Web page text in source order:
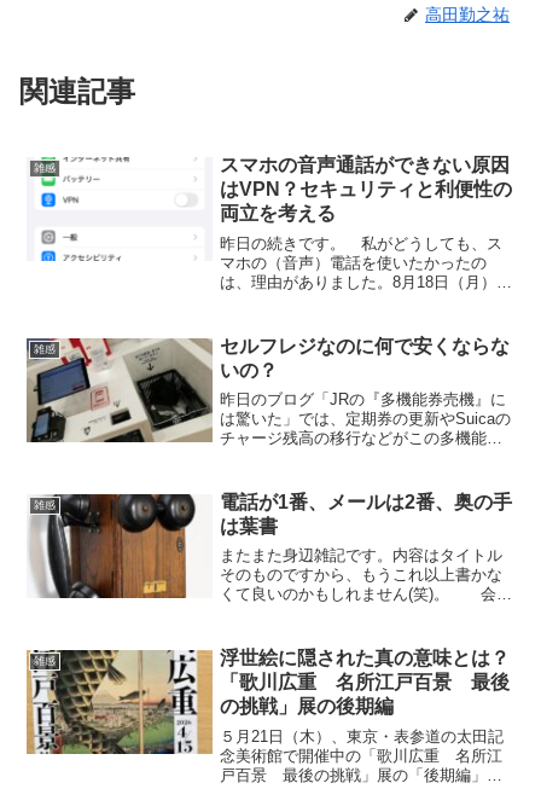
高田勤之祐
関連記事
雑感
スマホの音声通話ができない原因
はVPN？セキュリティと利便性の
両立を考える
昨日の続きです。 私がどうしても、ス
マホの（音声）電話を使いたかったの
は、理由がありました。8月18日（月）、
で、お悔みの電話を掛けたかったからで
した。（自宅の固定電...
雑感
セルフレジなのに何で安くならな
いの？
昨日のブログ「JRの『多機能券売機』に
は驚いた」では、定期券の更新やSuicaの
チャージ残高の移行などがこの多機能券
い、か」などと書きました。 しかし、
よくよく考えてみ...
雑感
電話が1番、メールは2番、奥の手
は葉書
またまた身辺雑記です。内容はタイトル
そのものですから、もうこれ以上書かな
くて良いのかもしれません(笑)。 会社
しました。毎年、年賀状で、「今年はお
会いましょう」と書...
雑感
浮世絵に隠された真の意味とは？
「歌川広重 名所江戸百景 最後
の挑戦」展の後期編
５月21日（木）、東京・表参道の太田記
念美術館で開催中の「歌川広重 名所江
戸百景 最後の挑戦」展の「後期編」に